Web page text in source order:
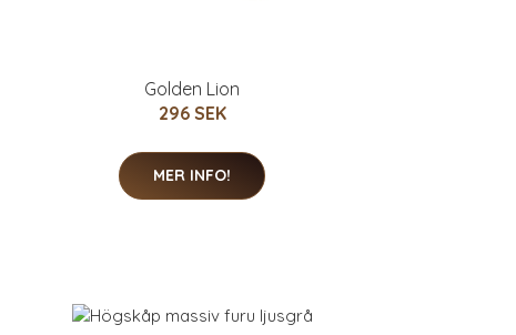
Golden Lion
296 SEK
MER INFO!